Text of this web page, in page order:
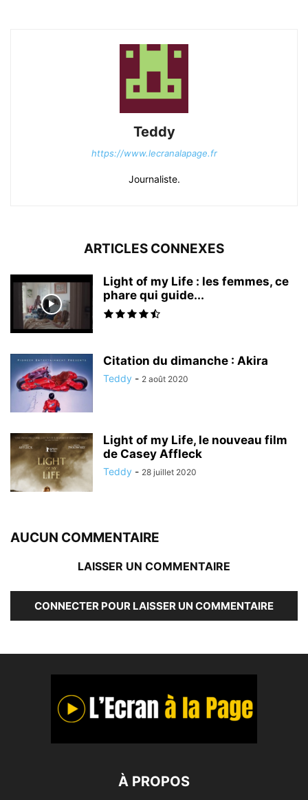
Teddy
https://www.lecranalapage.fr
Journaliste.
ARTICLES CONNEXES
Light of my Life : les femmes, ce
phare qui guide...
Citation du dimanche : Akira
Teddy - 2 août 2020
Light of my Life, le nouveau film
de Casey Affleck
Teddy - 28 juillet 2020
AUCUN COMMENTAIRE
LAISSER UN COMMENTAIRE
CONNECTER POUR LAISSER UN COMMENTAIRE
À PROPOS